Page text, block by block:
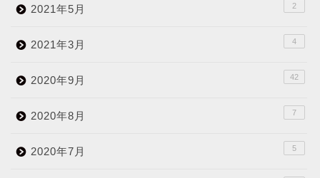
2021年5月 2
2021年3月 4
2020年9月 42
2020年8月 7
2020年7月 5